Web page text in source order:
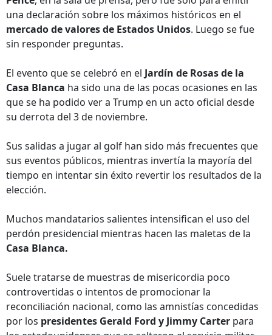
una declaración sobre los máximos históricos en el
mercado de valores de Estados Unidos. Luego se fue
sin responder preguntas.
El evento que se celebró en el Jardín de Rosas de la
Casa Blanca ha sido una de las pocas ocasiones en las
que se ha podido ver a Trump en un acto oficial desde
su derrota del 3 de noviembre.
Sus salidas a jugar al golf han sido más frecuentes que
sus eventos públicos, mientras invertía la mayoría del
tiempo en intentar sin éxito revertir los resultados de la
elección.
Muchos mandatarios salientes intensifican el uso del
perdón presidencial mientras hacen las maletas de la
Casa Blanca.
Suele tratarse de muestras de misericordia poco
controvertidas o intentos de promocionar la
reconciliación nacional, como las amnistías concedidas
por los presidentes Gerald Ford y Jimmy Carter para